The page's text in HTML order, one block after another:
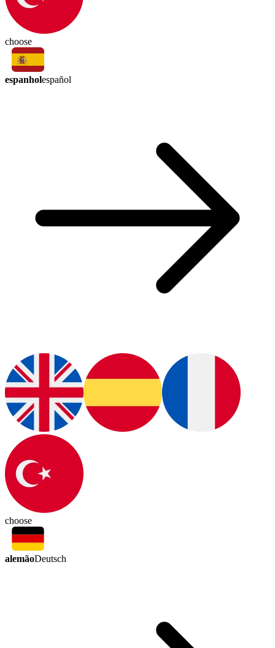
choose
espanholespañol
choose
alemãoDeutsch